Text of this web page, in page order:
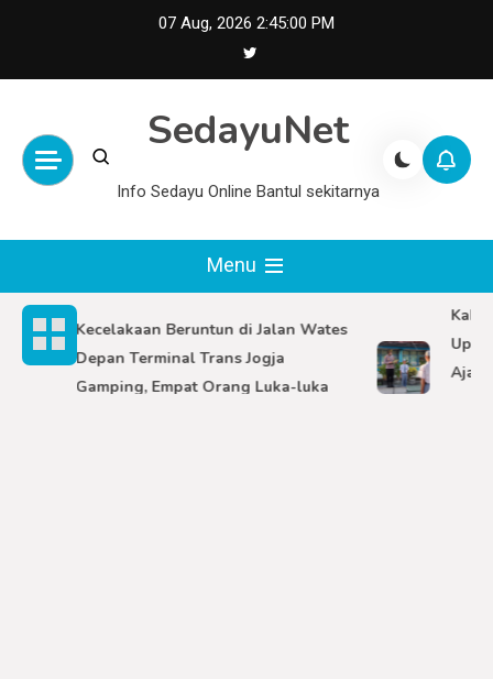
07 Aug, 2026 2:45:02 PM
SedayuNet
Info Sedayu Online Bantul sekitarnya
Menu
Kecelakaan Beruntun di Jalan Wates
Depan Terminal Trans Jogja
Gamping, Empat Orang Luka-luka
Ajak